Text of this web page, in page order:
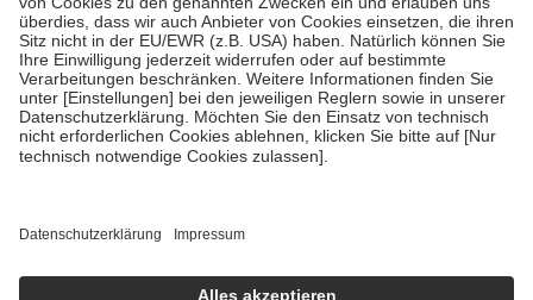
• Kindern und Jugendlichen bis zum vollendeten 18. Lebensjahr
mit Ausnahme der Fahrkosten
• Untersuchungen zur Vorsorge und Früherkennung, die von der
GKV getragen werden
• empfohlenen Schutzimpfungen
• Harn- und Blutteststreifen
getroffen, um sicherzustellen, dass es sich um echte Bewertungen
https://help.etrusted.com/hc/de/articles/4419944605341